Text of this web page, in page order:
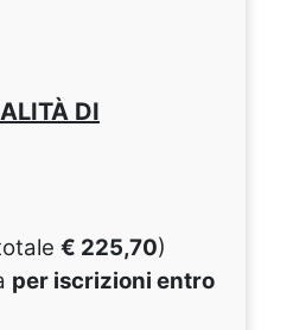
DI
€ 225,70)
per iscrizioni entro